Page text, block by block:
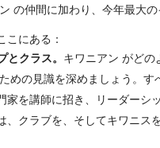
の仲間に加わり、今年最大
にある：
クラス。 キワニアン がど
めの見識を深めましょう。
家を講師に招き、リーダー
、クラブを、そしてキワニ